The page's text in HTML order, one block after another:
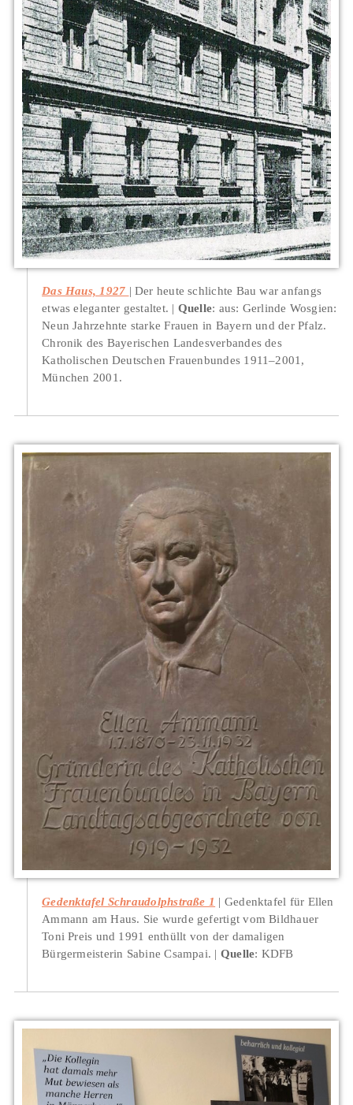
Das Haus, 1927
Der heute schlichte Bau war anfangs
etwas eleganter gestaltet.
Quelle: aus: Gerlinde Wosgien:
Neun Jahrzehnte starke Frauen in Bayern und der Pfalz.
Chronik des Bayerischen Landesverbandes des
Katholischen Deutschen Frauenbundes 1911–2001,
München 2001.
Gedenktafel Schraudolphstraße 1
Gedenktafel für Ellen
Ammann am Haus. Sie wurde gefertigt vom Bildhauer
Toni Preis und 1991 enthüllt von der damaligen
Bürgermeisterin Sabine Csampai.
Quelle: KDFB